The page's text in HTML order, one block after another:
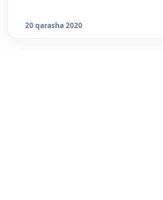
20 qarasha 2020